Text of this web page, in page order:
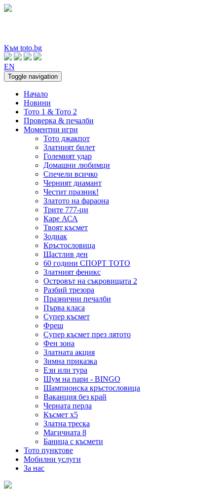
Към toto.bg
EN
Toggle navigation
Начало
Новини
Тото 1 & Тото 2
Проверка & печалби
Моментни игри
Тото джакпот
Златният билет
Големият удар
Домашни любимци
Спечели всичко
Черният диамант
Честит празник!
Златото на фараона
Трите 777-ци
Каре АСА
Твоят късмет
Зодиак
Кръстословица
Щастлив ден
60 години СПОРТ ТОТО
Златният феникс
Островът на съкровищата 2
Разбий трезора
Празнични печалби
Първа класа
Супер късмет
Фреш
Супер късмет през лятото
Фен зона
Златната акция
Зимна приказка
Ези или тура
Шум на пари - BINGO
Шампионска кръстословица
Ваканция без край
Черната перла
Късмет х5
Златна треска
Магичната 8
Баница с късмети
Тото пунктове
Мобилни услуги
За нас